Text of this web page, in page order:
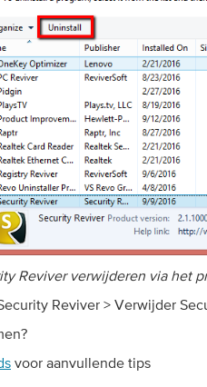
Reviver verwijderen via het
Reviver > Verwijder
voor aanvullende tips